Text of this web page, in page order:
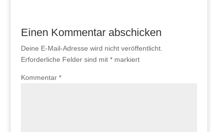
Einen Kommentar abschicken
Deine E-Mail-Adresse wird nicht veröffentlicht.
Erforderliche Felder sind mit *markiert
Kommentar *